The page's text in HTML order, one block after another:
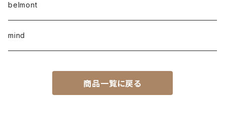
belmont
mind
商品一覧に戻る